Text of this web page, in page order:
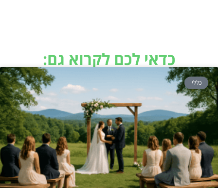
כדאי לכם לקרוא גם:
כללי